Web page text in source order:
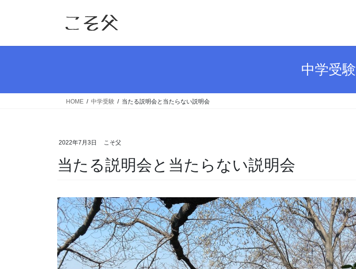
中学受験
HOME 中学受験 当たる説明会と当たらない説明会
2022年7月3日 こそ父
当たる説明会と当たらない説明会